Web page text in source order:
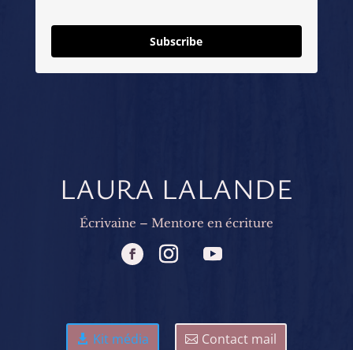
Subscribe
LAURA LALANDE
Écrivaine – Mentore en écriture
Kit média Contact mail